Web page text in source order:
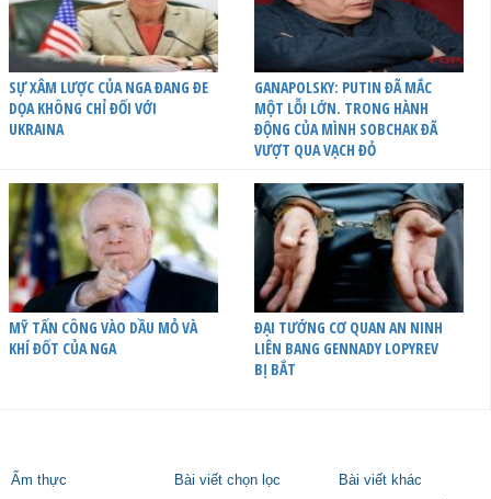
SỰ XÂM LƯỢC CỦA NGA ĐANG ĐE
DỌA KHÔNG CHỈ ĐỐI VỚI
UKRAINA
GANAPOLSKY: PUTIN ĐÃ MẮC
MỘT LỖI LỚN. TRONG HÀNH
ĐỘNG CỦA MÌNH SOBCHAK ĐÃ
VƯỢT QUA VẠCH ĐỎ
MỸ TẤN CÔNG VÀO DẦU MỎ VÀ
KHÍ ĐỐT CỦA NGA
ĐẠI TƯỚNG CƠ QUAN AN NINH
LIÊN BANG GENNADY LOPYREV
BỊ BẮT
Ẩm thực Bài viết chọn lọc
Bài viết khác